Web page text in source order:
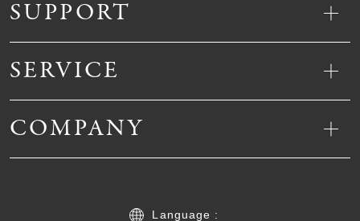
SUPPORT
SERVICE
COMPANY
Language :